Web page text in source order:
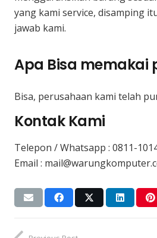
yang kami service, disamping
jawab kami.
Apa Bisa memakai
Bisa, perusahaan kami telah
Kontak Kami
Telepon / Whatsapp : 0811-
Email :